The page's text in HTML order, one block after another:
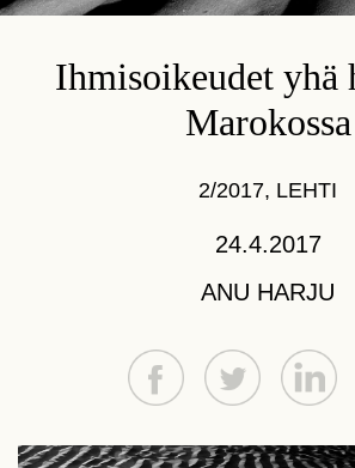
Ihmisoikeudet yhä
Marokossa
2/2017, LEHTI
24.4.2017
ANU HARJU